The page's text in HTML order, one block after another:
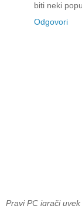
biti neki
Odgovori
Pravi PC igrači